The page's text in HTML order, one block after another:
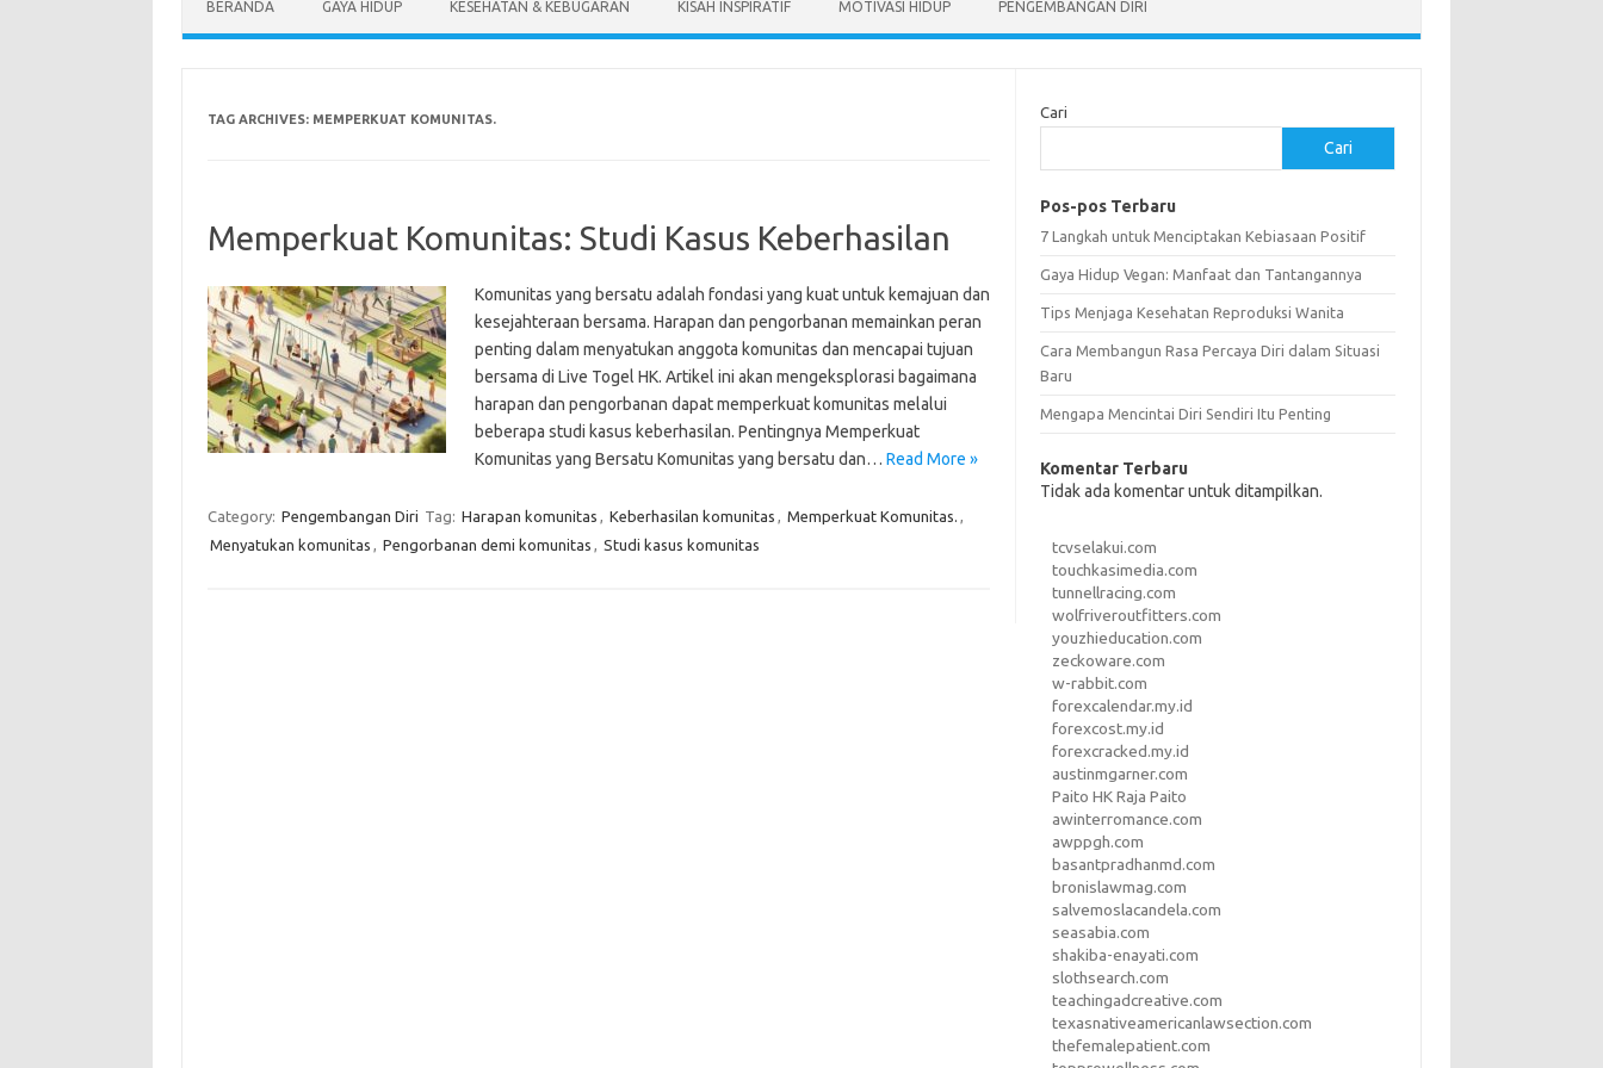
BERANDA GAYA HIDUP KESEHATAN & KEBUGARAN KISAH INSPIRATIF MOTIVASI HIDUP PENGEMBANGAN DIRI
TAG ARCHIVES: MEMPERKUAT KOMUNITAS.
Memperkuat Komunitas: Studi Kasus Keberhasilan
Komunitas yang bersatu adalah fondasi yang kuat untuk kemajuan dan
kesejahteraan bersama. Harapan dan pengorbanan memainkan peran
penting dalam menyatukan anggota komunitas dan mencapai tujuan
bersama di Live Togel HK. Artikel ini akan mengeksplorasi bagaimana
harapan dan pengorbanan dapat memperkuat komunitas melalui
beberapa studi kasus keberhasilan. Pentingnya Memperkuat
Komunitas yang Bersatu Komunitas yang bersatu dan… Read More »
Category: Pengembangan Diri Tag: Harapan komunitas , Keberhasilan komunitas , Memperkuat Komunitas. ,
Menyatukan komunitas , Pengorbanan demi komunitas , Studi kasus komunitas
Cari
Cari
Pos-pos Terbaru
7 Langkah untuk Menciptakan Kebiasaan Positif
Gaya Hidup Vegan: Manfaat dan Tantangannya
Tips Menjaga Kesehatan Reproduksi Wanita
Cara Membangun Rasa Percaya Diri dalam Situasi
Baru
Mengapa Mencintai Diri Sendiri Itu Penting
Komentar Terbaru
Tidak ada komentar untuk ditampilkan.
tcvselakui.com
touchkasimedia.com
tunnellracing.com
wolfriveroutfitters.com
youzhieducation.com
zeckoware.com
w-rabbit.com
forexcalendar.my.id
forexcost.my.id
forexcracked.my.id
austinmgarner.com
Paito HK Raja Paito
awinterromance.com
awppgh.com
basantpradhanmd.com
bronislawmag.com
salvemoslacandela.com
seasabia.com
shakiba-enayati.com
slothsearch.com
teachingadcreative.com
texasnativeamericanlawsection.com
thefemalepatient.com